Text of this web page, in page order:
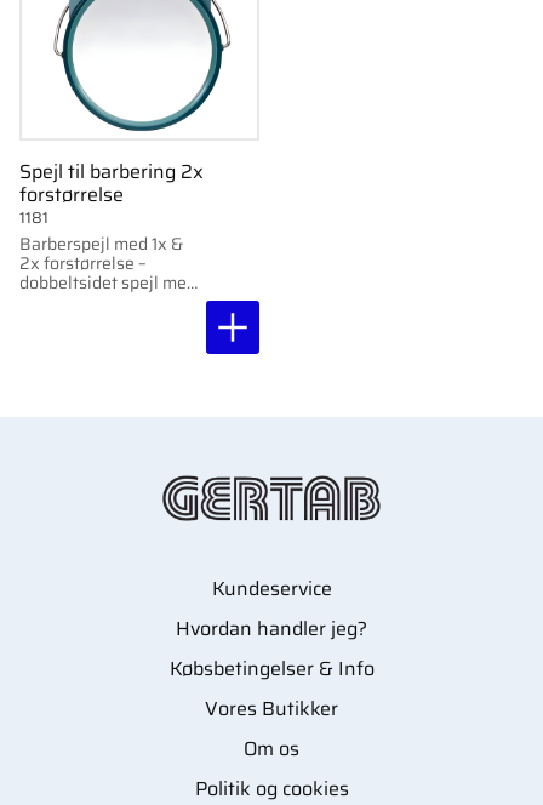
Spejl til barbering 2x
forstørrelse
Barberspejl med 1x &
2x forstørrelse –
dobbeltsidet spejl med
1181
Kundeservice
Hvordan handler jeg?
Købsbetingelser & Info
Vores Butikker
Om os
Politik og cookies